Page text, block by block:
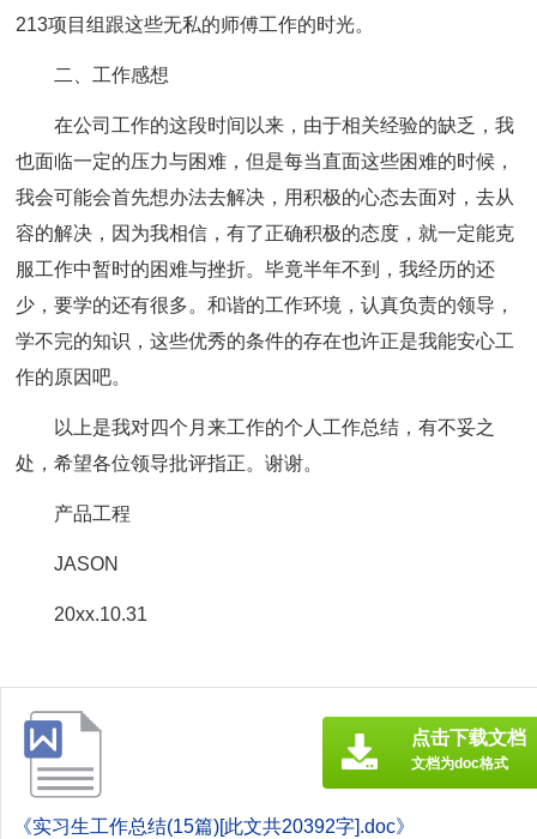
213项目组跟这些无私的师傅工作的时光。
二、工作感想
在公司工作的这段时间以来，由于相关经验的缺乏，我
也面临一定的压力与困难，但是每当直面这些困难的时候，
我会可能会首先想办法去解决，用积极的心态去面对，去从
容的解决，因为我相信，有了正确积极的态度，就一定能克
服工作中暂时的困难与挫折。毕竟半年不到，我经历的还
少，要学的还有很多。和谐的工作环境，认真负责的领导，
学不完的知识，这些优秀的条件的存在也许正是我能安心工
作的原因吧。
以上是我对四个月来工作的个人工作总结，有不妥之
处，希望各位领导批评指正。谢谢。
产品工程
JASON
20xx.10.31
《实习生工作总结(15篇)[此文共20392字].doc》
点击下载文档
文档为doc格式